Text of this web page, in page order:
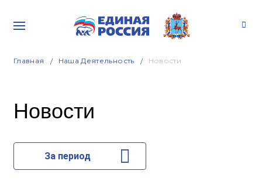
Главная Наша Деятельность Новости
Новости
За период